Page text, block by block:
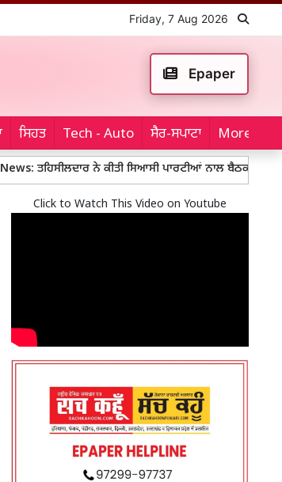
Friday, 7 Aug 2026
Epaper
ਸਿਹਤ Tech - Auto ਸੈਰ-ਸਪਾਟਾ More...
ਨੇ ਕੀਤੀ ਸਿਆਸੀ ਪਾਰਟੀਆਂ ਨਾਲ ਬੈਠਕ Mohali
Click to Watch This Video on Youtube